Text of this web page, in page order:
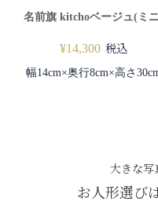
名前旗 kitchoベージュ(ミ
¥14,300 税込
幅14cm×奥行8cm×高さ
大きな写
お人形選び